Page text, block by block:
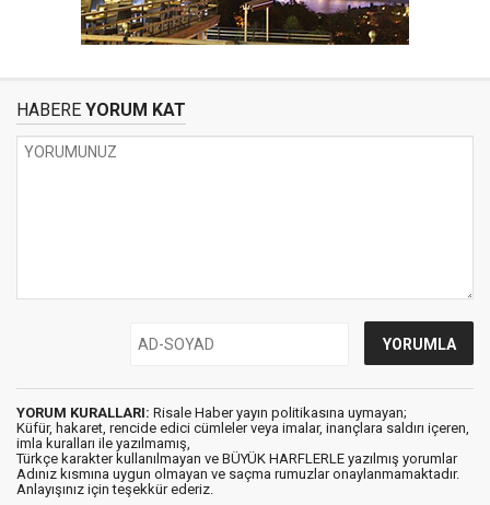
HABERE YORUM KAT
YORUM KURALLARI: Risale Haber yayın politikasına uymayan;
Küfür, hakaret, rencide edici cümleler veya imalar, inançlara saldırı içeren,
imla kuralları ile yazılmamış,
Türkçe karakter kullanılmayan ve BÜYÜK HARFLERLE yazılmış yorumlar
Adınız kısmına uygun olmayan ve saçma rumuzlar onaylanmamaktadır.
Anlayışınız için teşekkür ederiz.